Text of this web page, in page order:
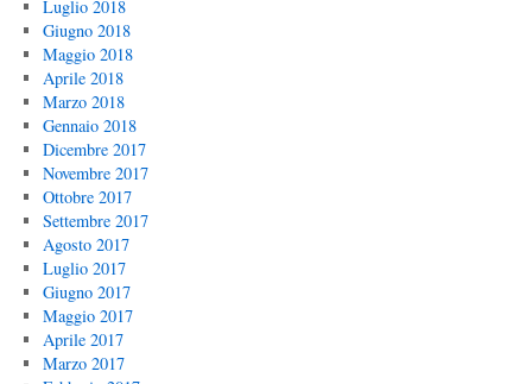
Luglio 2018
Giugno 2018
Maggio 2018
Aprile 2018
Marzo 2018
Gennaio 2018
Dicembre 2017
Novembre 2017
Ottobre 2017
Settembre 2017
Agosto 2017
Luglio 2017
Giugno 2017
Maggio 2017
Aprile 2017
Marzo 2017